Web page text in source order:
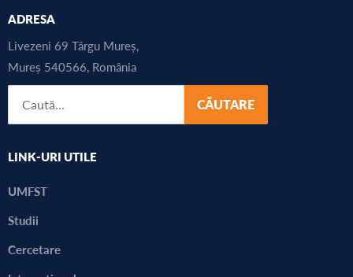
ADRESA
Livezeni 69 Târgu Mureș,
Mureș 540566, România
CĂUTARE
LINK-URI UTILE
UMFST
Studii
Cercetare